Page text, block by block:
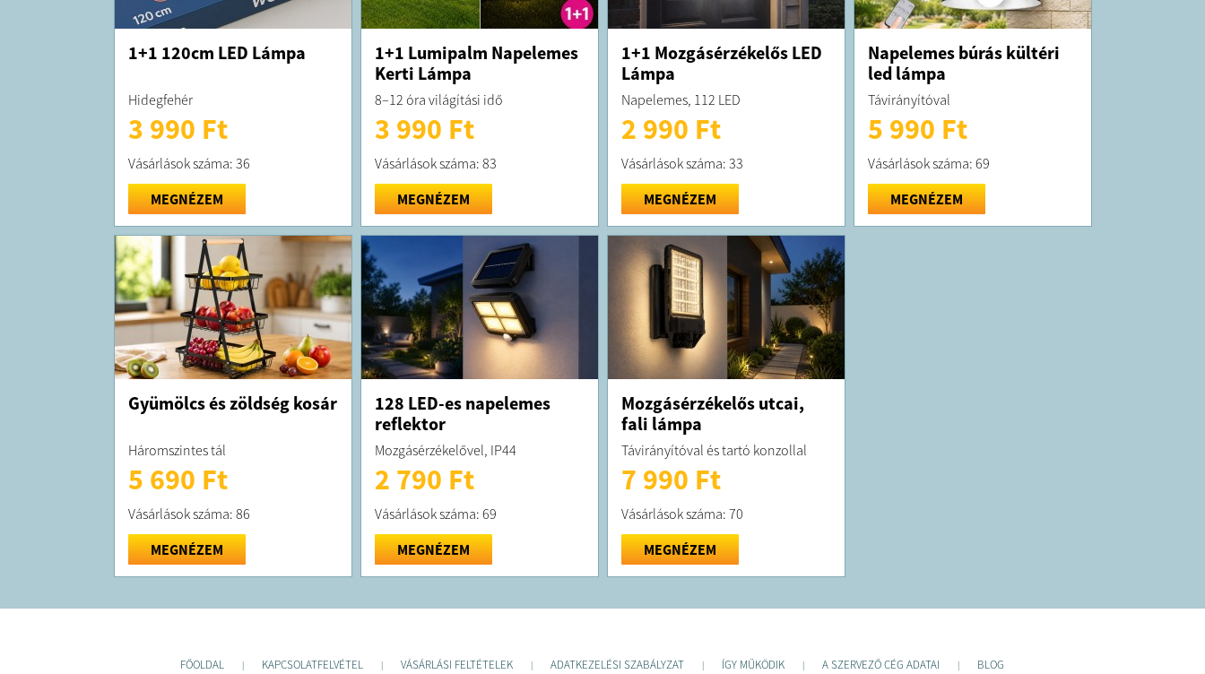
1+1 120cm LED Lámpa
Hidegfehér
3 990 Ft
Vásárlások száma: 36
MEGNÉZEM
1+1 Lumipalm Napelemes
Kerti Lámpa
8–12 óra világítási idő
3 990 Ft
Vásárlások száma: 83
MEGNÉZEM
1+1 Mozgásérzékelős LED
Lámpa
Napelemes, 112 LED
2 990 Ft
Vásárlások száma: 33
MEGNÉZEM
Napelemes búrás kültéri
led lámpa
Távirányítóval
5 990 Ft
Vásárlások száma: 69
MEGNÉZEM
Gyümölcs és zöldség kosár
Háromszintes tál
5 690 Ft
Vásárlások száma: 86
MEGNÉZEM
128 LED-es napelemes
reflektor
Mozgásérzékelővel, IP44
2 790 Ft
Vásárlások száma: 69
MEGNÉZEM
Mozgásérzékelős utcai,
fali lámpa
Távirányítóval és tartó konzollal
7 990 Ft
Vásárlások száma: 70
MEGNÉZEM
FŐOLDAL | KAPCSOLATFELVÉTEL | VÁSÁRLÁSI FELTÉTELEK | ADATKEZELÉSI SZABÁLYZAT | ÍGY MŰKÖDIK | A SZERVEZŐ CÉG ADATAI | BLOG